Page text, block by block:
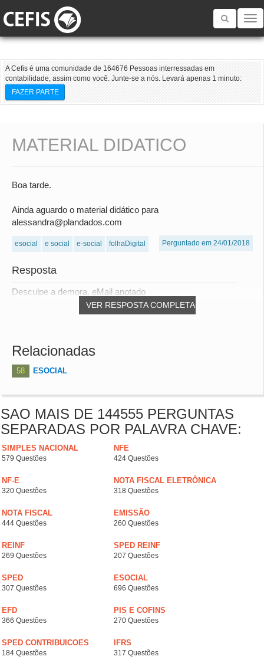
Toggle
A Cefis é uma comunidade de 164676 Pessoas interressadas em
contabilidade, assim como você. Junte-se a nós. Levará apenas 1 minuto:
FAZER PARTE
MATERIAL DIDATICO
Boa tarde.
Ainda aguardo o material didático para
alessandra@plandados.com
esocial e social e-social folhaDigital Perguntado em 24/01/2018
Resposta
VER RESPOSTA COMPLETA
Desculpe a demora. eMail anotado
Relacionadas
58 ESOCIAL
SAO MAIS DE 144555 PERGUNTAS
SEPARADAS POR PALAVRA CHAVE:
SIMPLES NACIONAL
579 Questões
NFE
424 Questões
NF-E
320 Questões
NOTA FISCAL ELETRÔNICA
318 Questões
NOTA FISCAL
444 Questões
EMISSÃO
260 Questões
REINF
269 Questões
SPED REINF
207 Questões
SPED
307 Questões
ESOCIAL
696 Questões
EFD
366 Questões
PIS E COFINS
270 Questões
SPED CONTRIBUICOES
184 Questões
IFRS
317 Questões